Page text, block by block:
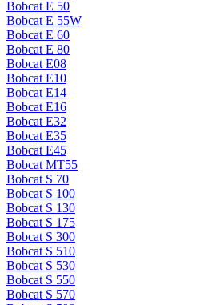
Bobcat E 50
Bobcat E 55W
Bobcat E 60
Bobcat E 80
Bobcat E08
Bobcat E10
Bobcat E14
Bobcat E16
Bobcat E32
Bobcat E35
Bobcat E45
Bobcat MT55
Bobcat S 70
Bobcat S 100
Bobcat S 130
Bobcat S 175
Bobcat S 300
Bobcat S 510
Bobcat S 530
Bobcat S 550
Bobcat S 570